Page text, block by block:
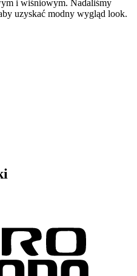
i wiśniowym. Nadaliśmy
uzyskać modny wygląd look.